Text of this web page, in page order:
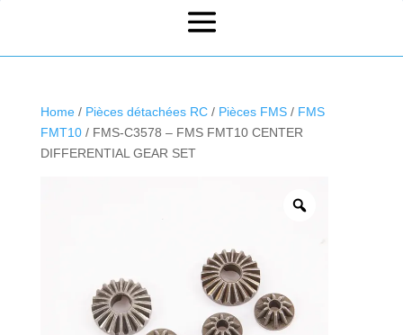
Home/ Pièces détachées RC/ Pièces FMS/ FMS
FMT10/ FMS-C3578 – FMS FMT10 CENTER
DIFFERENTIAL GEAR SET